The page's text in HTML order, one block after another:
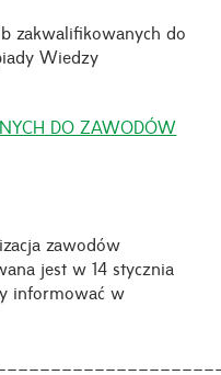
zakwalifikowanych do
Wiedzy
DO ZAWODÓW
zawodów
jest w 14 stycznia
informować w